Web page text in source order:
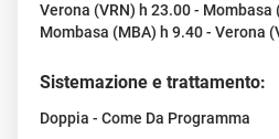
Verona (VRN) h 23.00 - Mombasa
Mombasa (MBA) h 9.40 - Verona
Sistemazione e trattamento:
Doppia - Come Da Programma